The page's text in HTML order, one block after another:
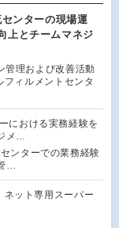
ンターの現場運
上とチームマネジ
管理および改善活動
ィルメントセンタ
における実務経験を
メ…
ンターでの業務経験
…
ネット専用スーパー